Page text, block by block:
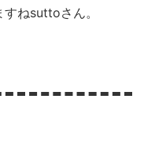
ねsuttoさん。